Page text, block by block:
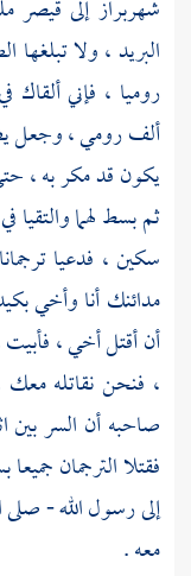
شهربرازإلى قيصر
البريد ، ولا
روميا ، فإني ألقاك
ألف رومي ، وجعل
يكون قد مكر به ،
ثم بسط لهما
سكين ، فدعيا
مدائنك أنا وأخي
أن أقتل أخي ، فأبيت
، فنحن نقاتله معك
صاحبه أن السر بين
فقتلا الترجمان
إلى رسول الله -
معه .